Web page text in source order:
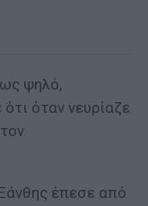
ψηλό,
όταν νευρίαζε
έπεσε από